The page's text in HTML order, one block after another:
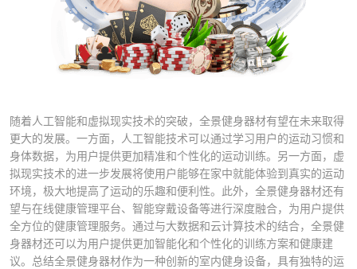
随着人工智能和虚拟现实技术的突破，全景健身器材有望在未来取得
更大的发展。一方面，人工智能技术可以通过学习用户的运动习惯和
身体数据，为用户提供更加精准和个性化的运动训练。另一方面，虚
拟现实技术的进一步发展将使用户能够在家中就能体验到真实的运动
环境，极大地提高了运动的乐趣和便利性。此外，全景健身器材还有
望与在线健康管理平台、智能穿戴设备等进行深度融合，为用户提供
全方位的健康管理服务。通过与大数据和云计算技术的结合，全景健
身器材还可以为用户提供更加智能化和个性化的训练方案和健康建
议。总结全景健身器材作为一种创新的室内健身设备，具有独特的运